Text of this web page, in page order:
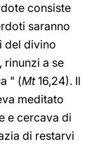
consiste
saranno
del divino
rinunzi a se
" (Mt16,24). Il
meditato
e cercava di
di restarvi